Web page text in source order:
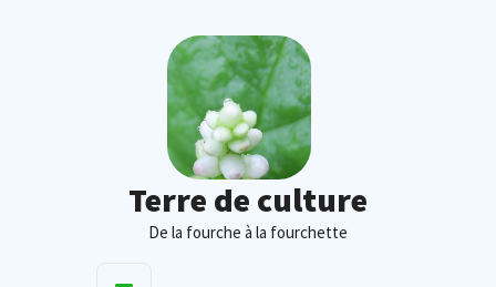
Terre de culture
De la fourche à la fourchette